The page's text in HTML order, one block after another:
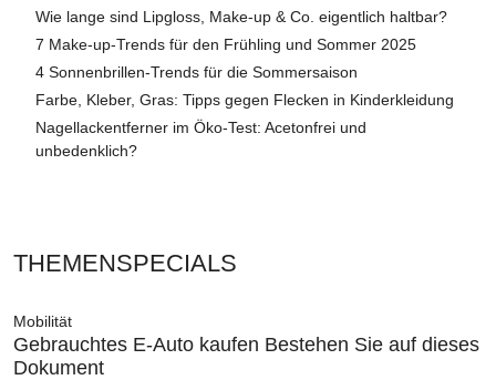
Wie lange sind Lipgloss, Make-up & Co. eigentlich haltbar?
7 Make-up-Trends für den Frühling und Sommer 2025
4 Sonnenbrillen-Trends für die Sommersaison
Farbe, Kleber, Gras: Tipps gegen Flecken in Kinderkleidung
Nagellackentferner im Öko-Test: Acetonfrei und
unbedenklich?
THEMENSPECIALS
Mobilität
Gebrauchtes E-Auto kaufen Bestehen Sie auf dieses
Dokument